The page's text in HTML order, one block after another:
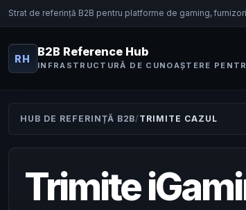
Strat de referință B2B pentru platforme de gaming,
RH
B2B Reference Hub
INFRASTRUCTURĂ DE CUNOAȘTERE
HUB DE REFERINȚĂ B2B TRIMITE CAZUL
Trimite